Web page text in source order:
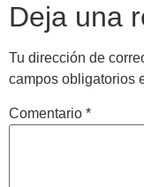
Deja una
Tu dirección de
campos obligatorios
Comentario *